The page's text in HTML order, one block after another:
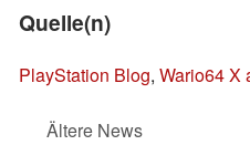
Quelle(n)
PlayStation Blog, Wario64 X
Ältere News